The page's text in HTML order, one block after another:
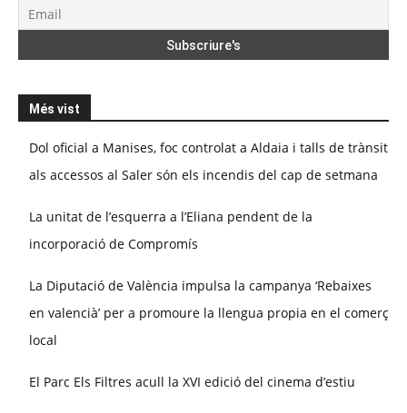
Més vist
Dol oficial a Manises, foc controlat a Aldaia i talls de trànsit
als accessos al Saler són els incendis del cap de setmana
La unitat de l’esquerra a l’Eliana pendent de la
incorporació de Compromís
La Diputació de València impulsa la campanya ‘Rebaixes
en valencià’ per a promoure la llengua propia en el comerç
local
El Parc Els Filtres acull la XVI edició del cinema d’estiu